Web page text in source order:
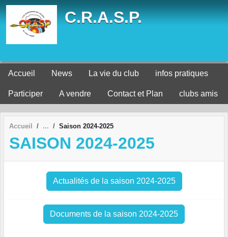
C.R.A.S.P.
Accueil News La vie du club infos pratiques
Participer A vendre Contact et Plan clubs amis
Accueil Saison 2024-2025
SAISON 2024-2025
Actualités de la saison 2024-2025
Documents de la saison 2024-2025
Panneau de gestion des cookies